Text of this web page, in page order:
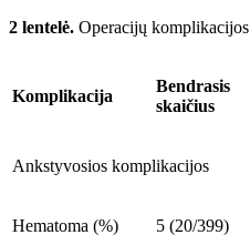
2 lentelė. Operacijų komplikacijos
Komplikacija
Bendrasis
skaičius
Ankstyvosios komplikacijos
Hematoma (%) 5 (20/399)